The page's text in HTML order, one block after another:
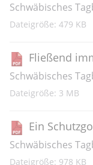
Schwäbisches
Dateigröße: 479 KB
Fließend
Schwäbisches
Dateigröße: 3 MB
Ein
Schwäbisches
Dateigröße: 978 KB